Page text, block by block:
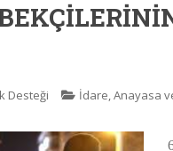
Desteği İdare, Anayasa